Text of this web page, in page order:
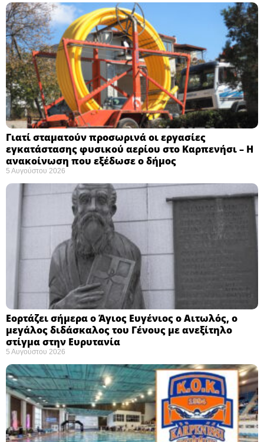
Γιατί σταματούν προσωρινά οι εργασίες
εγκατάστασης φυσικού αερίου στο Καρπενήσι – Η
ανακοίνωση που εξέδωσε ο δήμος
5 Αυγούστου 2026
Εορτάζει σήμερα ο Άγιος Ευγένιος ο Αιτωλός, ο
μεγάλος διδάσκαλος του Γένους με ανεξίτηλο
στίγμα στην Ευρυτανία
5 Αυγούστου 2026